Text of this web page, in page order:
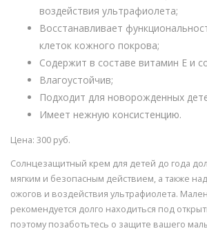
воздействия ультрафиолета;
Восстанавливает
клеток кожного покрова;
Содержит в составе витамин Е и
Влагоустойчив;
Подходит для новорожденных
Имеет нежную консистенцию.
Цена: 300 руб.
Солнцезащитный крем для детей до года
мягким и безопасным действием, а также
ожогов и воздействия ультрафиолета.
рекомендуется долго находиться под
поэтому позаботьтесь о защите вашего